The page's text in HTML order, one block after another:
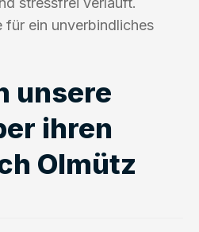
für ein unverbindliches
unsere
ihren
Olmütz